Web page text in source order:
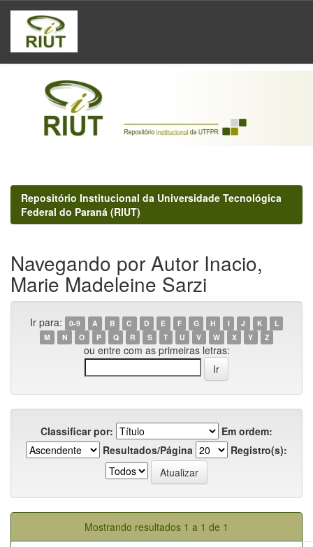
Skip
navigation
Repositório Institucional da Universidade Tecnológica
Federal do Paraná (RIUT)
Navegando por Autor Inacio,
Marie Madeleine Sarzi
Ir para: 0-9 A B C D E F G H I J K
L
M
N O P Q R S T U V W X Y Z
ou entre com as primeiras letras:
Classificar por:
Em ordem:
Resultados/Página
Registro(s):
Mostrando resultados 1 a 1 de 1